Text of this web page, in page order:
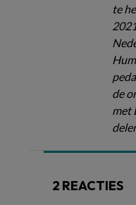
te
de
met
2 REACTIES